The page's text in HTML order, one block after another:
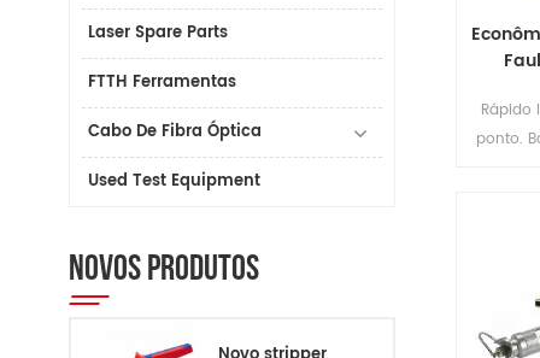
Laser Spare Parts
FTTH Ferramentas
Cabo De Fibra Óptica
Used Test Equipment
NOVOS PRODUTOS
Rápido
ponto.